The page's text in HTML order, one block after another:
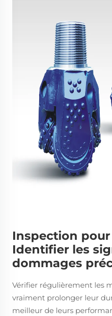
Inspection pour
Identifier les
dommages
Vérifier régulièrement les
vraiment prolonger leur
meilleur de leurs